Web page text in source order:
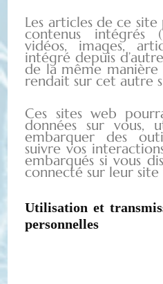
Les articles de ce
contenus intégrés
vidéos, images,
intégré depuis
de la même
rendait sur cet autre
Ces sites web
données sur vous,
embarquer des
suivre vos
embarqués si vous
connecté sur leur site
Utilisation et
personnelles